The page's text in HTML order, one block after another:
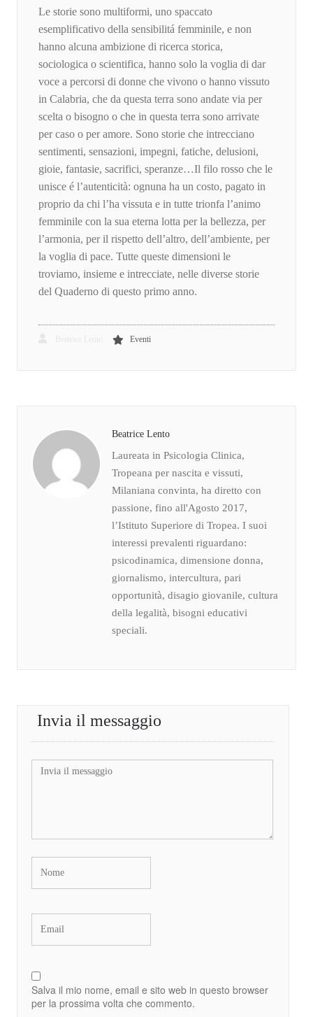
Le storie sono multiformi, uno spaccato
esemplificativo della sensibilitá femminile, e non
hanno alcuna ambizione di ricerca storica,
sociologica o scientifica, hanno solo la voglia di dar
voce a percorsi di donne che vivono o hanno vissuto
in Calabria, che da questa terra sono andate via per
scelta o bisogno o che in questa terra sono arrivate
per caso o per amore. Sono storie che intrecciano
sentimenti, sensazioni, impegni, fatiche, delusioni,
gioie, fantasie, sacrifici, speranze…Il filo rosso che le
unisce é l’autenticità: ognuna ha un costo, pagato in
proprio da chi l’ha vissuta e in tutte trionfa l’animo
femminile con la sua eterna lotta per la bellezza, per
l’armonia, per il rispetto dell’altro, dell’ambiente, per
la voglia di pace. Tutte queste dimensioni le
troviamo, insieme e intrecciate, nelle diverse storie
del Quaderno di questo primo anno.
Eventi
Beatrice Lento
Laureata in Psicologia Clinica,
Tropeana per nascita e vissuti,
Milaniana convinta, ha diretto con
passione, fino all'Agosto 2017,
l’Istituto Superiore di Tropea. I suoi
interessi prevalenti riguardano:
psicodinamica, dimensione donna,
giornalismo, intercultura, pari
opportunità, disagio giovanile, cultura
della legalità, bisogni educativi
speciali.
Invia il messaggio
Salva il mio nome, email e sito web in questo browser
per la prossima volta che commento.